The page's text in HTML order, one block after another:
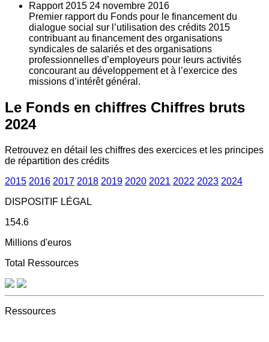
Rapport 2015 24 novembre 2016
Premier rapport du Fonds pour le financement du
dialogue social sur l’utilisation des crédits 2015
contribuant au financement des organisations
syndicales de salariés et des organisations
professionnelles d’employeurs pour leurs activités
concourant au développement et à l’exercice des
missions d’intérêt général.
Le Fonds en chiffres Chiffres bruts
2024
Retrouvez en détail les chiffres des exercices et les principes
de répartition des crédits
2015 2016 2017 2018 2019 2020 2021 2022 2023 2024
DISPOSITIF LÉGAL
154.6
Millions d'euros
Total Ressources
Ressources